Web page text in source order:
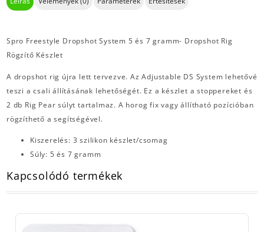
Spro Freestyle Dropshot System 5 és 7 gramm- Dropshot Rig
Rögzítő Készlet
A dropshot rig újra lett tervezve. Az Adjustable DS System lehetővé
teszi a csali állításának lehetőségét. Ez a készlet a stoppereket és
2 db Rig Pear súlyt tartalmaz. A horog fix vagy állítható pozícióban
rögzíthető a segítségével.
Kiszerelés: 3 szilikon készlet/csomag
Súly: 5 és 7 gramm
Kapcsolódó termékek